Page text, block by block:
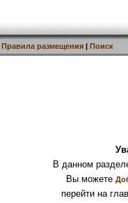
Правила размещения | Поиск
В данном
Вы можете
перейти на